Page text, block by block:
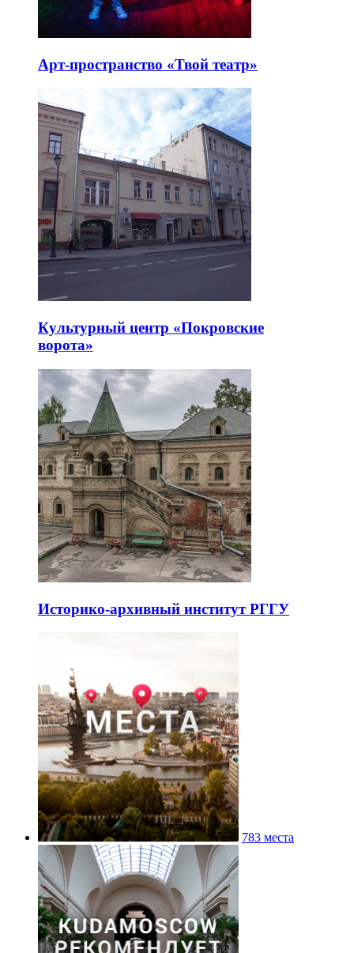
Арт-пространство «Твой театр»
Культурный центр «Покровские
ворота»
Историко-архивный институт РГГУ
783 места